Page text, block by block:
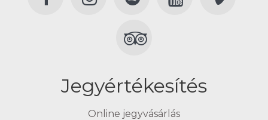
Jegyértékesítés
Online jegyvásárlás